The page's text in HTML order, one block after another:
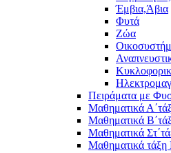
Έμβια,Άβια
Φυτά
Ζώα
Πειράματα με
Μαθηματικά
Μαθηματικά
Μαθηματικά
Μαθηματικά τάξη